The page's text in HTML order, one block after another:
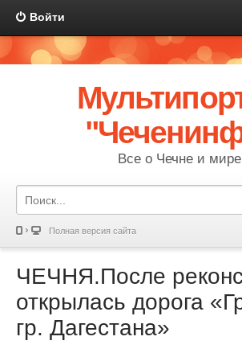
Войти
Все о Чечне и мире
Полная версия сайта
ЧЕЧНЯ.После
открылась дорога
гр. Дагестана»